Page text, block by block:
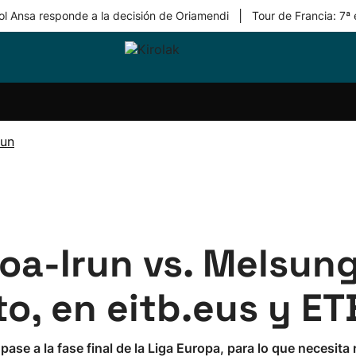
Ansa responde a la decisión de Oriamendi Tour de Francia: 7ª
Equipos
Irun vs.
en eitb.eus y
a la fase final de la Liga Europa, para lo que